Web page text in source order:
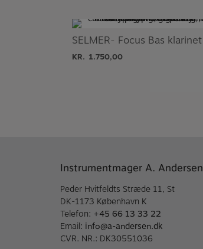
KR. 1.750,00
Instrumentmager A. Andersen
Peder Hvitfeldts Stræde 11, St
DK-1173 København K
Telefon: +45 66 13 33 22
Email: info@a-andersen.dk
CVR. NR.: DK30551036